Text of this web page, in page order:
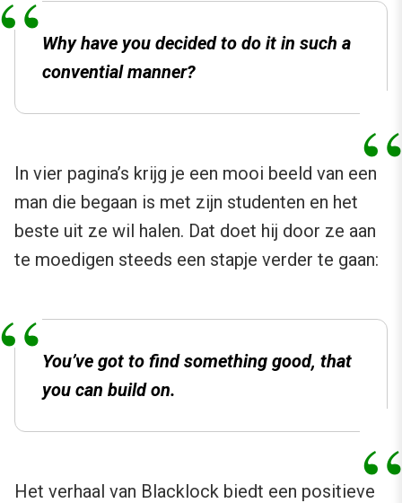
Why have you decided to do it in such a
convential manner?
In vier pagina’s krijg je een mooi beeld van een
man die begaan is met zijn studenten en het
beste uit ze wil halen. Dat doet hij door ze aan
te moedigen steeds een stapje verder te gaan:
You’ve got to find something good, that
you can build on.
Het verhaal van Blacklock biedt een positieve